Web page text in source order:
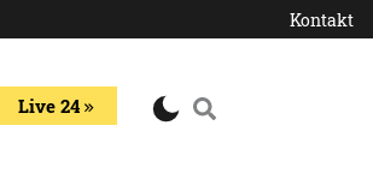
Kontakt
Live 24